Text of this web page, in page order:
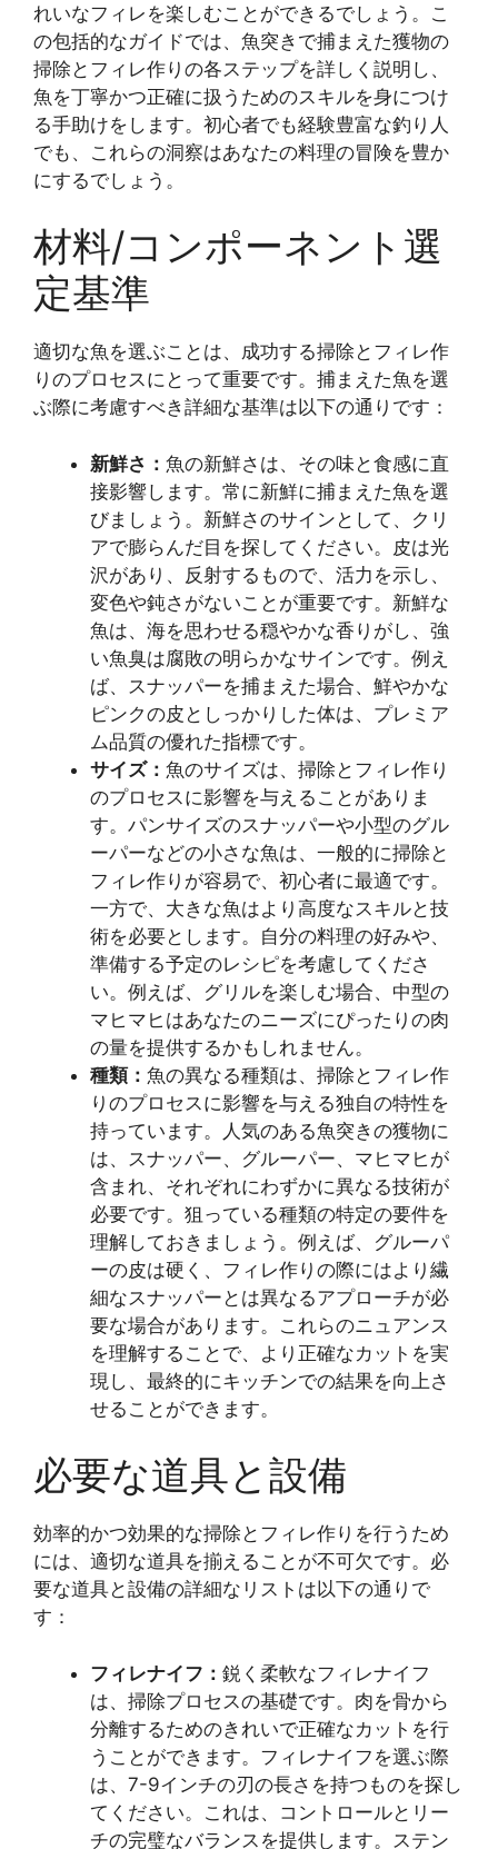
れいなフィレを楽しむことができるでしょう。こ
の包括的なガイドでは、魚突きで捕まえた獲物の
掃除とフィレ作りの各ステップを詳しく説明し、
魚を丁寧かつ正確に扱うためのスキルを身につけ
る手助けをします。初心者でも経験豊富な釣り人
でも、これらの洞察はあなたの料理の冒険を豊か
にするでしょう。
材料/コンポーネント選
定基準
適切な魚を選ぶことは、成功する掃除とフィレ作
りのプロセスにとって重要です。捕まえた魚を選
ぶ際に考慮すべき詳細な基準は以下の通りです：
新鮮さ： 魚の新鮮さは、その味と食感に直
接影響します。常に新鮮に捕まえた魚を選
びましょう。新鮮さのサインとして、クリ
アで膨らんだ目を探してください。皮は光
沢があり、反射するもので、活力を示し、
変色や鈍さがないことが重要です。新鮮な
魚は、海を思わせる穏やかな香りがし、強
い魚臭は腐敗の明らかなサインです。例え
ば、スナッパーを捕まえた場合、鮮やかな
ピンクの皮としっかりした体は、プレミア
ム品質の優れた指標です。
サイズ： 魚のサイズは、掃除とフィレ作り
のプロセスに影響を与えることがありま
す。パンサイズのスナッパーや小型のグル
ーパーなどの小さな魚は、一般的に掃除と
フィレ作りが容易で、初心者に最適です。
一方で、大きな魚はより高度なスキルと技
術を必要とします。自分の料理の好みや、
準備する予定のレシピを考慮してくださ
い。例えば、グリルを楽しむ場合、中型の
マヒマヒはあなたのニーズにぴったりの肉
の量を提供するかもしれません。
種類： 魚の異なる種類は、掃除とフィレ作
りのプロセスに影響を与える独自の特性を
持っています。人気のある魚突きの獲物に
は、スナッパー、グルーパー、マヒマヒが
含まれ、それぞれにわずかに異なる技術が
必要です。狙っている種類の特定の要件を
理解しておきましょう。例えば、グルーパ
ーの皮は硬く、フィレ作りの際にはより繊
細なスナッパーとは異なるアプローチが必
要な場合があります。これらのニュアンス
を理解することで、より正確なカットを実
現し、最終的にキッチンでの結果を向上さ
せることができます。
必要な道具と設備
効率的かつ効果的な掃除とフィレ作りを行うため
には、適切な道具を揃えることが不可欠です。必
要な道具と設備の詳細なリストは以下の通りで
す：
フィレナイフ： 鋭く柔軟なフィレナイフ
は、掃除プロセスの基礎です。肉を骨から
分離するためのきれいで正確なカットを行
うことができます。フィレナイフを選ぶ際
は、7-9インチの刃の長さを持つものを探し
てください。これは、コントロールとリー
チの完璧なバランスを提供します。ステン